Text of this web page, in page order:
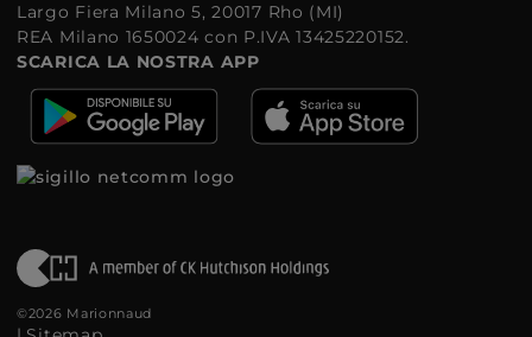
Largo Fiera Milano 5, 20017 Rho (MI)
REA Milano 1650024 con P.IVA 13425220152.
SCARICA LA NOSTRA APP
©2026 Marionnaud